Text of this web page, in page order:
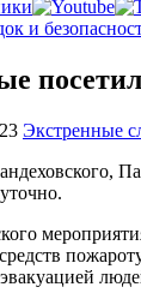
и
Экстренные